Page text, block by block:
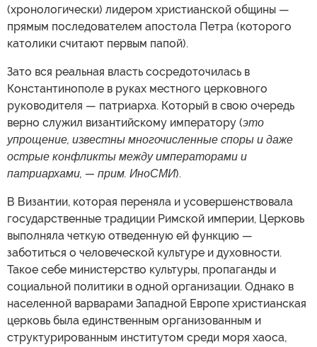
(хронологически) лидером христианской общины —
прямым последователем апостола Петра (которого
католики считают первым папой).
Зато вся реальная власть сосредоточилась в
Константинополе в руках местного церковного
руководителя — патриарха. Который в свою очередь
верно служил византийскому императору (это
упрощение, известны многочисленные споры и даже
острые конфликты между императорами и
патриархами, — прим. ИноСМИ).
В Византии, которая переняла и усовершенствовала
государственные традиции Римской империи, Церковь
выполняла четкую отведенную ей функцию —
заботиться о человеческой культуре и духовности.
Такое себе министерство культуры, пропаганды и
социальной политики в одной организации. Однако в
населенной варварами Западной Европе христианская
церковь была единственным организованным и
структурированным институтом среди моря хаоса,